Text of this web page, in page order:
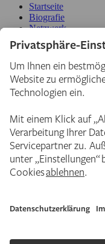
Startseite
Biografie
Netzwerk
Personen
Korrespondenzen
Ausstellungen
Credits und Dank
Kontakt
Digitale Sammlung
Städel Stories
Impressum